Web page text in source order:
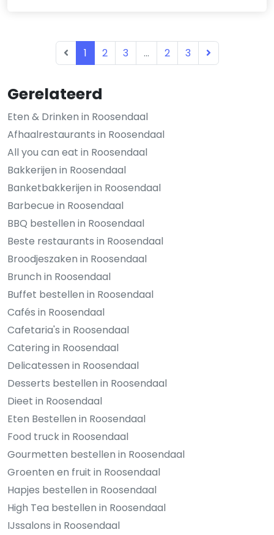
Gerelateerd
Eten & Drinken in Roosendaal
Afhaalrestaurants in Roosendaal
All you can eat in Roosendaal
Bakkerijen in Roosendaal
Banketbakkerijen in Roosendaal
Barbecue in Roosendaal
BBQ bestellen in Roosendaal
Beste restaurants in Roosendaal
Broodjeszaken in Roosendaal
Brunch in Roosendaal
Buffet bestellen in Roosendaal
Cafés in Roosendaal
Cafetaria's in Roosendaal
Catering in Roosendaal
Delicatessen in Roosendaal
Desserts bestellen in Roosendaal
Dieet in Roosendaal
Eten Bestellen in Roosendaal
Food truck in Roosendaal
Gourmetten bestellen in Roosendaal
Groenten en fruit in Roosendaal
Hapjes bestellen in Roosendaal
High Tea bestellen in Roosendaal
IJssalons in Roosendaal
1 2 3 ... 2 3